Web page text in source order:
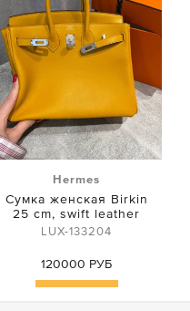
Hermes
Сумка женская Birkin
25 cm, swift leather
LUX-133204
120000 РУБ
Купить